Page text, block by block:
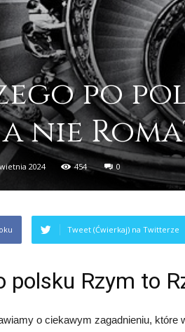
po
nie
2024 454 0
Tweet (Ćwierkaj) na Twitterze
polsku Rzym to
o ciekawym zagadnieniu, które